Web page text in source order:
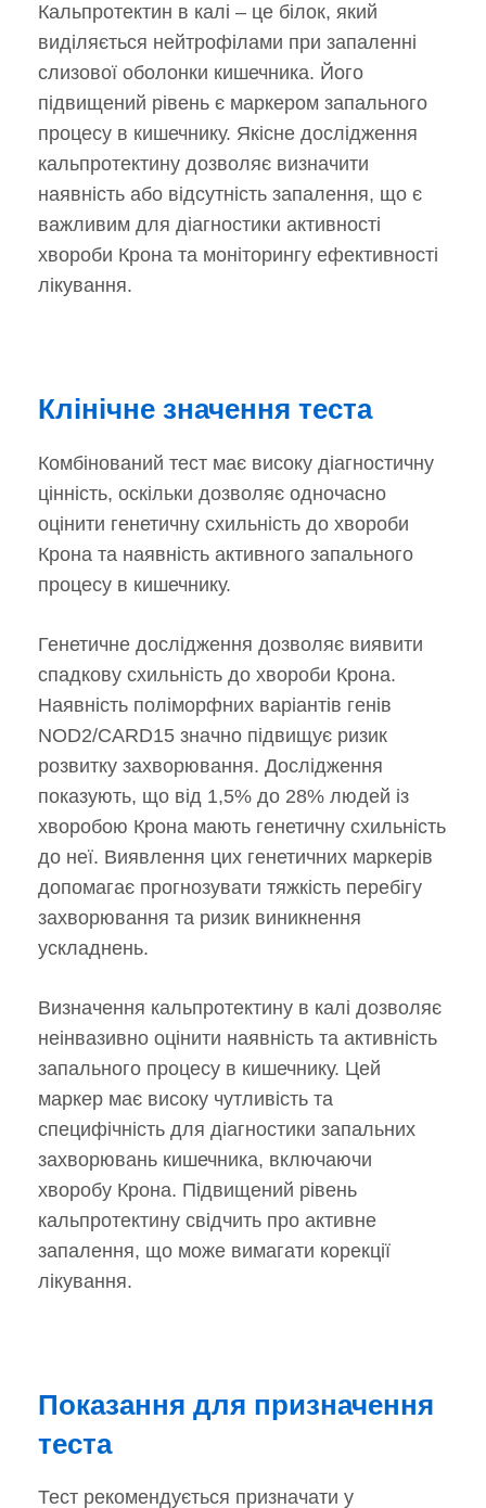
Кальпротектин в калі – це білок, який
виділяється нейтрофілами при запаленні
слизової оболонки кишечника. Його
підвищений рівень є маркером запального
процесу в кишечнику. Якісне дослідження
кальпротектину дозволяє визначити
наявність або відсутність запалення, що є
важливим для діагностики активності
хвороби Крона та моніторингу ефективності
лікування.
Клінічне значення теста
Комбінований тест має високу діагностичну
цінність, оскільки дозволяє одночасно
оцінити генетичну схильність до хвороби
Крона та наявність активного запального
процесу в кишечнику.
Генетичне дослідження дозволяє виявити
спадкову схильність до хвороби Крона.
Наявність поліморфних варіантів генів
NOD2/CARD15 значно підвищує ризик
розвитку захворювання. Дослідження
показують, що від 1,5% до 28% людей із
хворобою Крона мають генетичну схильність
до неї. Виявлення цих генетичних маркерів
допомагає прогнозувати тяжкість перебігу
захворювання та ризик виникнення
ускладнень.
Визначення кальпротектину в калі дозволяє
неінвазивно оцінити наявність та активність
запального процесу в кишечнику. Цей
маркер має високу чутливість та
специфічність для діагностики запальних
захворювань кишечника, включаючи
хворобу Крона. Підвищений рівень
кальпротектину свідчить про активне
запалення, що може вимагати корекції
лікування.
Показання для призначення
теста
Тест рекомендується призначати у